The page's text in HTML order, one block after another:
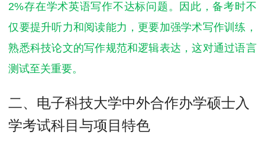
2%存在学术英语写作不达标问题。因此，备考时不
仅要提升听力和阅读能力，更要加强学术写作训练，
熟悉科技论文的写作规范和逻辑表达，这对通过语言
测试至关重要。
二、电子科技大学中外合作办学硕士入
学考试科目与项目特色